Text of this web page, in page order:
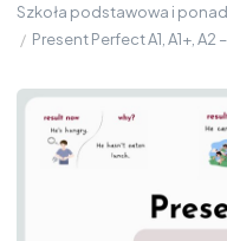
Szkoła podstawowa i
/ Present Perfect A1, A1+,